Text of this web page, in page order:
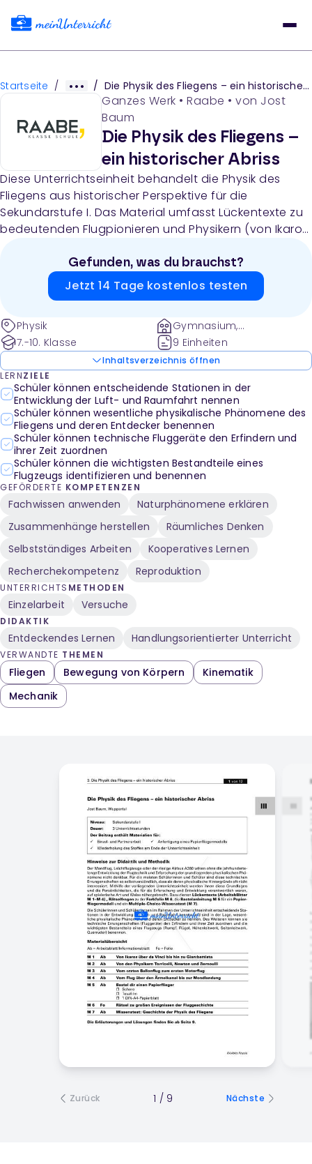
Startseite / / Die Physik des Fliegens – ein historischer Abriss
Ganzes Werk • Raabe • von Jost
Baum
Die Physik des Fliegens –
ein historischer Abriss
Diese Unterrichtseinheit behandelt die Physik des
Fliegens aus historischer Perspektive für die
Sekundarstufe I. Das Material umfasst Lückentexte zu
bedeutenden Flugpionieren und Physikern (von Ikaros
Papierflugzeugmodell, Rätselfragen zu historischen
Flugmomenten und einen Multiple-Choice-
Wissenstest.
Gefunden, was du brauchst?
Jetzt 14 Tage kostenlos testen
Physik
7.-10. Klasse
Gymnasium,
Gesamtschule und weitere
9 Einheiten
Inhaltsverzeichnis öffnen
LERNZIELE
Schüler können entscheidende Stationen in der
Entwicklung der Luft- und Raumfahrt nennen
Schüler können wesentliche physikalische Phänomene des
Fliegens und deren Entdecker benennen
Schüler können technische Fluggeräte den Erfindern und
ihrer Zeit zuordnen
Schüler können die wichtigsten Bestandteile eines
Flugzeugs identifizieren und benennen
GEFÖRDERTE KOMPETENZEN
Fachwissen anwenden
Naturphänomene erklären
Zusammenhänge herstellen
Räumliches Denken
Selbstständiges Arbeiten
Kooperatives Lernen
Recherchekompetenz
Reproduktion
UNTERRICHTS METHODEN
Einzelarbeit Versuche
DIDAKTIK
Entdeckendes Lernen Handlungsorientierter Unterricht
VERWANDTE THEMEN
Fliegen Bewegung von Körpern
Kinematik
Mechanik
Zurück 1 / 9 Nächste